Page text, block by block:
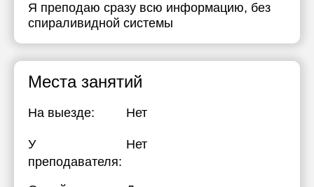
Я преподаю сразу всю информацию, без
спираливидной системы
Места занятий
На выезде: Нет
У
преподавателя:
Нет